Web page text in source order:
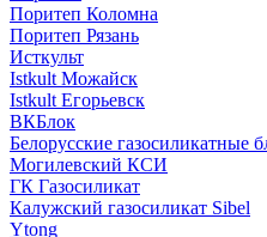
Поритеп Коломна
Поритеп Рязань
Исткульт
Istkult Можайск
Istkult Егорьевск
ВКБлок
Белорусские газосиликатные
Могилевский КСИ
ГК Газосиликат
Калужский газосиликат Sibel
Ytong